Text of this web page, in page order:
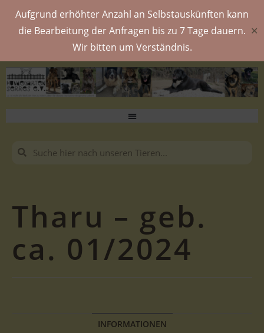
Aufgrund erhöhter Anzahl an Selbstauskünften kann
die Bearbeitung der Anfragen bis zu 7 Tage dauern.
Wir bitten um Verständnis.
✕
Tharu – geb.
ca. 01/2024
INFORMATIONEN